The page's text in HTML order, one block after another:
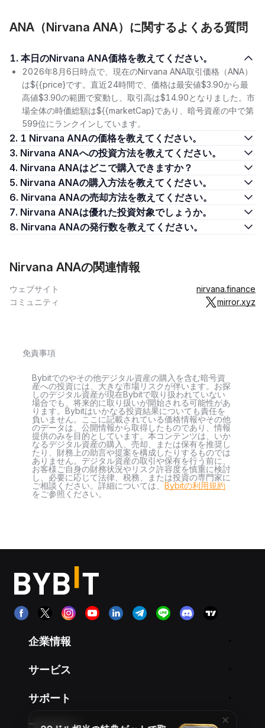
ANA（Nirvana ANA）に関するよくある質問
1. 本日のNirvana ANA価格を教えてください。
2026年8月6日時点で、現在のNirvana ANA取引価格（ANA）
は${{price}です。直近24時間で、価格は最安値$3.90から最
高値$3.90の範囲で変動し、取引高は$14.90となりました。市
場全体の時価総額は${{marketCap}であり、暗号資産の中で第
599位にランクインしています。
2. 1 Nirvana ANAの価格を教えてください。
3. Nirvana ANAへの投資方法を教えてください。
4. Nirvana ANAはどこで購入できますか？
5. Nirvana ANAの購入方法を教えてください。
6. Nirvana ANAの売却方法を教えてください。
7. Nirvana ANAは優れた投資対象でしょうか。
8. Nirvana ANAの発行数を教えてください。
Nirvana ANAの関連情報
ウェブサイト
nirvana.finance
コミュニティ
mirror.xyz
免責事項
Bybitでのやその他デジタル資産の購入を含む暗号資
産への投資には、大きな市場リスクが伴います。お探
しのデジタル資産が現在Bybitで取り扱われていない
場合でも、将来的に取り扱いが開始される可能性があ
ります。Bybitはいかなる投資結果についても責任を
負いません。ここに記載されている価格情報やその他
のデータは、公開情報から取得したものであり、情報
提供のみを目的としています。本コンテンツは、いか
なるデジタル資産の購入、売却、または保有を推奨し
たり、財務上の助言や提案を構成したりするものでは
ありません。デジタル資産の取引や保有を行う前に、
お客様ご自身の財務状況やリスク許容度を慎重に検討
し、必要に応じて法律、税務、または投資の専門家に
ご相談ください。詳細については、 Bybitの利用規約
をご参照ください。
企業情報
サービス
サポート